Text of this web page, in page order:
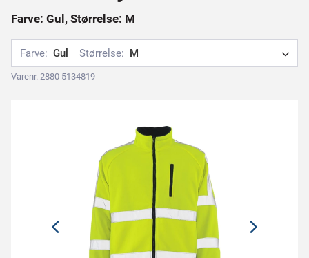
Farve: Gul, Størrelse: M
Farve: Gul Størrelse: M
Varenr. 2880 5134819